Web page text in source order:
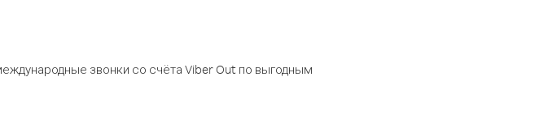
звонки со счёта Viber Out по выгодным